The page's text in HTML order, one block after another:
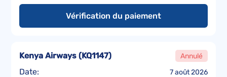
Vérification du paiement
Date: 7 août 2026
Kenya Airways (KQ1147) Annulé